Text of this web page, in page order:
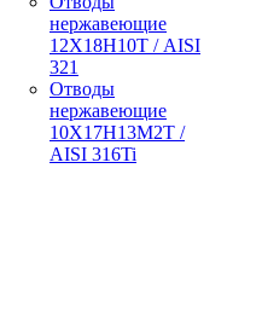
нержавеющие
12Х18Н10Т / AISI
321
Отводы
нержавеющие
10Х17Н13М2Т /
AISI 316Ti